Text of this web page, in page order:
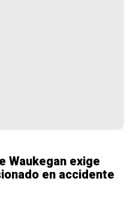
Waukegan exige
en accidente